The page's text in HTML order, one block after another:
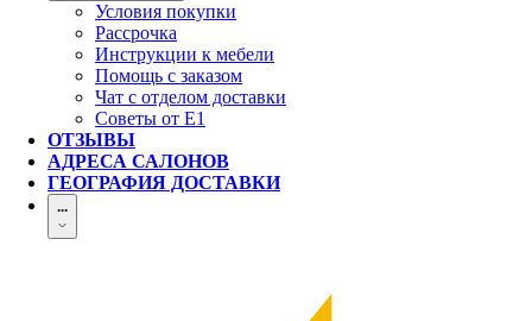
Условия покупки
Рассрочка
Инструкции к мебели
Помощь с заказом
Чат с отделом доставки
Советы от Е1
ОТЗЫВЫ
АДРЕСА САЛОНОВ
ГЕОГРАФИЯ ДОСТАВКИ
...